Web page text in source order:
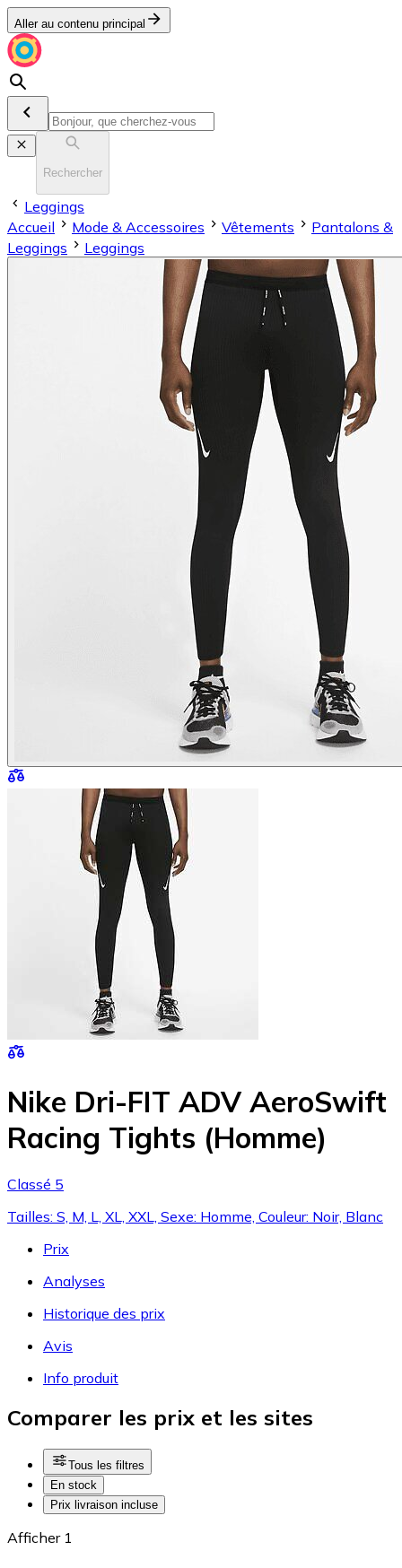
Aller au contenu principal
Rechercher
Leggings
Accueil
Mode & Accessoires Vêtements
Pantalons &
Leggings
Leggings
Nike Dri-FIT ADV AeroSwift
Racing Tights (Homme)
Classé 5
Tailles: S, M, L, XL, XXL, Sexe: Homme, Couleur: Noir, Blanc
Prix
Analyses
Historique des prix
Avis
Info produit
Comparer les prix et les sites
Tous les filtres
En stock
Prix livraison incluse
Afficher 1